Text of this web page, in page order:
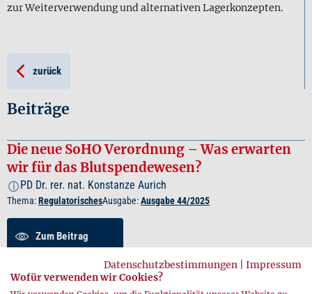
zur Weiterverwendung und alternativen Lagerkonzepten.
zurück
Beiträge
Die neue SoHO Verordnung – Was erwarten
wir für das Blutspendewesen?
i PD Dr. rer. nat. Konstanze Aurich
Thema:RegulatorischesAusgabe:Ausgabe 44/2025
Zum Beitrag
Zusammenfassung
Datenschutzbestimmungen
Impressum
Wofür verwenden wir Cookies?